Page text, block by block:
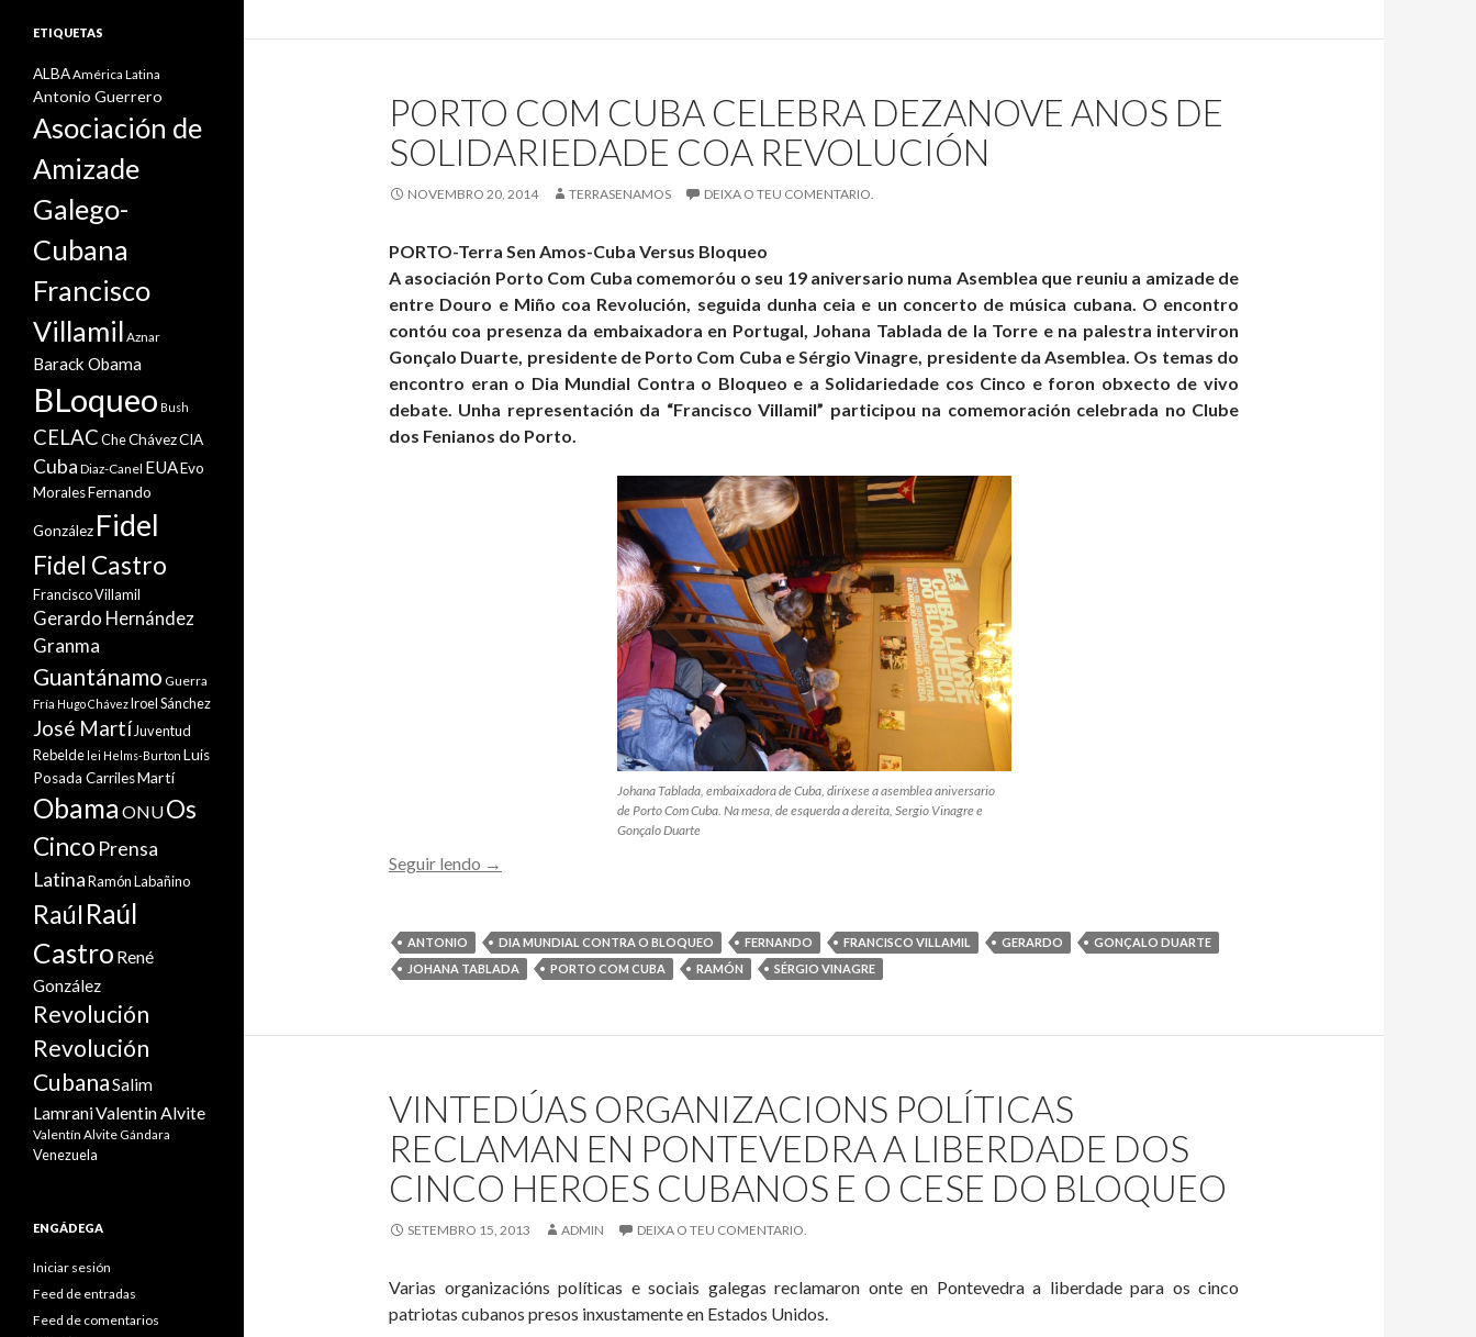
reclama
fin
do
PORTO COM CUBA CELEBRA DEZANOVE ANOS DE
SOLIDARIEDADE COA REVOLUCIÓN
NOVEMBRO 20, 2014 TERRASENAMOS DEIXA O TEU COMENTARIO.
PORTO-Terra Sen Amos-Cuba Versus Bloqueo
A asociación Porto Com Cuba comemoróu o seu 19 aniversario numa Asemblea que reuniu a amizade de
entre Douro e Miño coa Revolución, seguida dunha ceia e un concerto de música cubana. O encontro
contóu coa presenza da embaixadora en Portugal, Johana Tablada de la Torre e na palestra interviron
Gonçalo Duarte, presidente de Porto Com Cuba e Sérgio Vinagre, presidente da Asemblea. Os temas do
encontro eran o Dia Mundial Contra o Bloqueo e a Solidariedade cos Cinco e foron obxecto de vivo
debate. Unha representación da “Francisco Villamil” participou na comemoración celebrada no Clube
dos Fenianos do Porto.
Johana Tablada, embaixadora de Cuba, diríxese a asemblea aniversario
de Porto Com Cuba. Na mesa, de esquerda a dereita, Sergio Vinagre e
Gonçalo Duarte
Seguir lendo PORTO
CELEBRA
DEZANOVE
REVOLUCIÓN
→
ANTONIO DIA MUNDIAL CONTRA O BLOQUEO FERNANDO FRANCISCO VILLAMIL GERARDO
GONÇALO DUARTE
JOHANA TABLADA
PORTO COM CUBA RAMÓN SÉRGIO VINAGRE
VINTEDÚAS ORGANIZACIONS POLÍTICAS
RECLAMAN EN PONTEVEDRA A LIBERDADE DOS
CINCO HEROES CUBANOS E O CESE DO BLOQUEO
SETEMBRO 15, 2013 ADMIN DEIXA O TEU COMENTARIO.
Varias organizacións políticas e sociais galegas reclamaron onte en Pontevedra a liberdade para os cinco
patriotas cubanos presos inxustamente en Estados Unidos.
ETIQUETAS
ALBAAmérica Latina
Antonio Guerrero
Asociación de
Amizade
Galego-
Cubana
Francisco
Villamil Aznar
Barack Obama
BLoqueo Bush
CELACCheChávezCIA
Cuba Diaz-Canel EUAEvo
MoralesFernando
González Fidel
Fidel Castro
Francisco Villamil
Gerardo Hernández
Granma
Guantánamo Guerra
Fría Hugo ChávezIroel Sánchez
José Martí Juventud
Rebelde lei Helms-Burton Luis
Posada CarrilesMartí
Obama ONUOs
Cinco Prensa
LatinaRamón Labañino
RaúlRaúl
Castro René
González
Revolución
Revolución
CubanaSalim
LamraniValentin Alvite
Valentín Alvite Gándara
Venezuela
ENGÁDEGA
Iniciar sesión
Feed de entradas
Feed de comentarios